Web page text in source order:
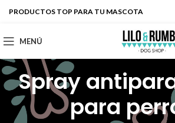
PRODUCTOS TOP PARA TU MASCOTA
MENÚ
Spray
para